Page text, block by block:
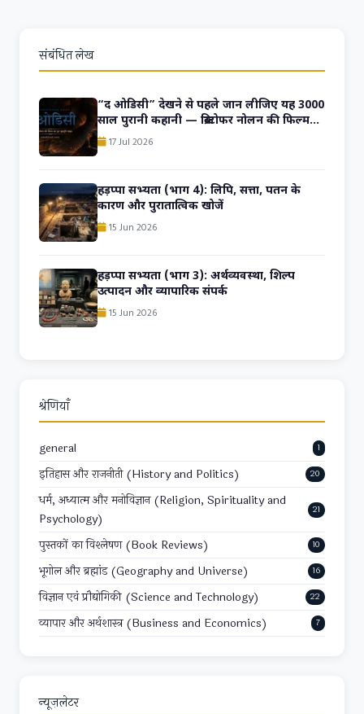
संबंधित लेख
“द ओडिसी” देखने से पहले जान लीजिए यह 3000
साल पुरानी कहानी — क्रिस्टोफर नोलन की फिल्म
का पूरा पृष्ठभूमि गाइड
17 Jul 2026
हड़प्पा सभ्यता (भाग 4): लिपि, सत्ता, पतन के
कारण और पुरातात्विक खोजें
15 Jun 2026
हड़प्पा सभ्यता (भाग 3): अर्थव्यवस्था, शिल्प
उत्पादन और व्यापारिक संपर्क
15 Jun 2026
श्रेणियाँ
general 1
इतिहास और राजनीती (History and Politics) 20
धर्म, अध्यात्म और मनोविज्ञान (Religion, Spirituality and
Psychology)
21
पुस्तकों का विश्लेषण (Book Reviews) 10
भूगोल और ब्रह्मांड (Geography and Universe) 16
विज्ञान एवं प्रौद्योगिकी (Science and Technology) 22
व्यापार और अर्थशास्त्र (Business and Economics) 7
न्यूज़लेटर